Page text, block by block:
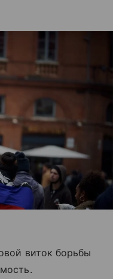
виток борьбы